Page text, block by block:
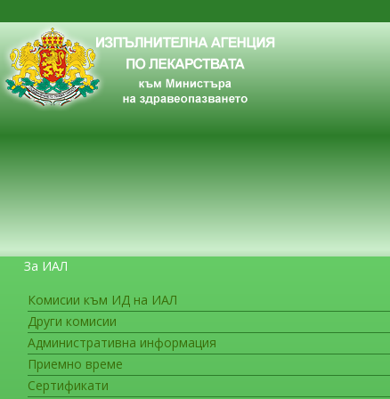
За ИАЛ
Комисии към ИД на ИАЛ
Други комисии
Административна информация
Приемно време
Сертификати
ЗА ГРАЖДАНИТЕ